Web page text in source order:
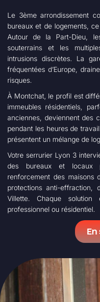
Le 3ème arrondissement
bureaux et de logements,
Autour de la Part-Dieu,
souterrains et les
intrusions discrètes. La
fréquentées d’Europe,
risques.
À Montchat, le profil est
immeubles résidentiels,
anciennes, deviennent des
pendant les heures de
présentent un mélange de
Votre serrurier Lyon 3
des bureaux et locaux
renforcement des maisons
protections anti-effraction,
Villette. Chaque
professionnel ou résidentiel.